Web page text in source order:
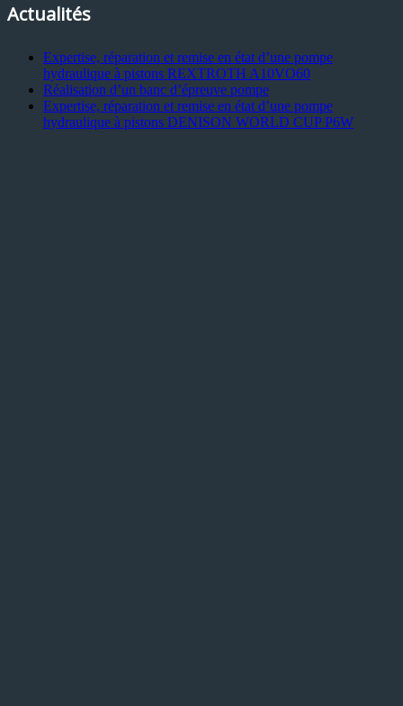
Actualités
Expertise, réparation et remise en état d’une pompe
hydraulique à pistons REXTROTH A10VO60
Réalisation d’un banc d’épreuve pompe
Expertise, réparation et remise en état d’une pompe
hydraulique à pistons DENISON WORLD CUP P6W